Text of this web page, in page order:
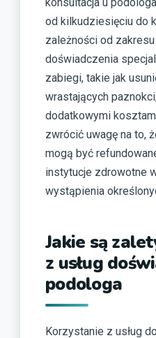
od kilkudziesięciu do
zależności od zakresu
doświadczenia
zabiegi, takie jak
wrastających
dodatkowymi
zwrócić uwagę na to,
mogą być
instytucje zdrowotne
wystąpienia
Jakie są
z usług
podologa
Korzystanie z usług